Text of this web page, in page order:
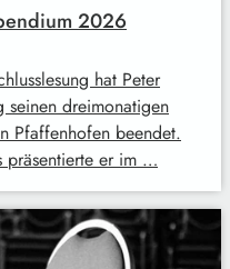
2026
hat Peter
seinen dreimonatigen
Pfaffenhofen beendet.
präsentierte er im …